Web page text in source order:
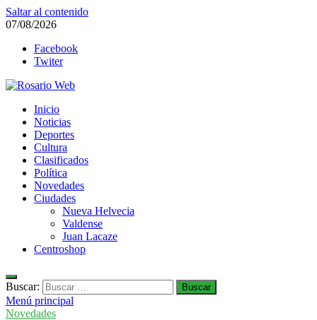
Saltar al contenido
07/08/2026
Facebook
Twiter
Rosario Web
Todas la noticias de Rosario y la zona
Inicio
Noticias
Deportes
Cultura
Clasificados
Política
Novedades
Ciudades
Nueva Helvecia
Valdense
Juan Lacaze
Centroshop
Buscar:
Menú principal
Novedades